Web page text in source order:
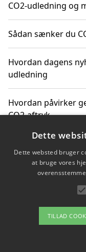
CO2-udledning og
Sådan sænker du
Hvordan dagens
udledning
Hvordan påvirker
CO2-aftryk
Hvordan nyheder
hverdag
Om /
Dette
Dette websted bruger
at bruge vores
TILLAD